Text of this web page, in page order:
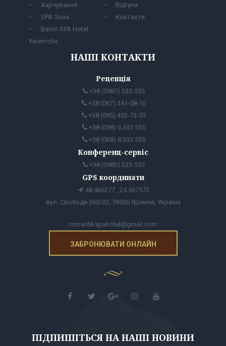
Харчування
SPA Зона
Baron SPA Hotel
Yaremche
Відгуки
Контакти
НАШІ КОНТАКТИ
Рецепція
+38 (0987) 333-555
+38 (067) 341-08-10
+38 (095) 452-73-53
+38 (098) 6 333 555
+38 (068) 8 333 555
Конференц-сервіс
+38 (0982) 333-555
GPS координати
48.466277 , 24.567572
вул. Свободи 363/32, 78500 Яремче, Україна
romantikspahotel@gmail.com
ЗАБРОНЮВАТИ ОНЛАЙН
ПІДПИШІТЬСЯ НА НАШІ НОВИНИ